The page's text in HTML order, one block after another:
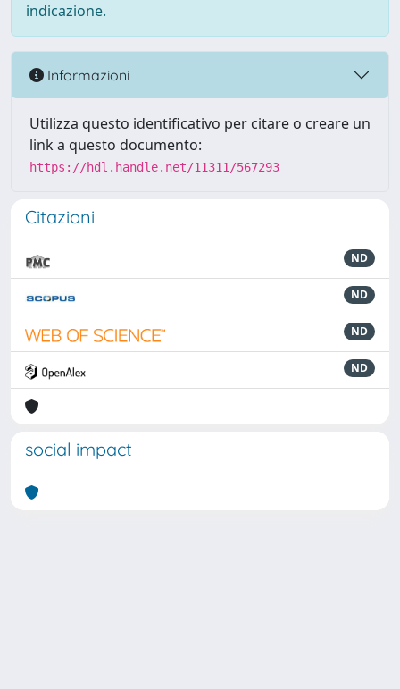
indicazione.
Informazioni
Utilizza questo identificativo per citare o creare un
link a questo documento:
https://hdl.handle.net/11311/567293
Citazioni
ND
ND
ND
ND
social impact